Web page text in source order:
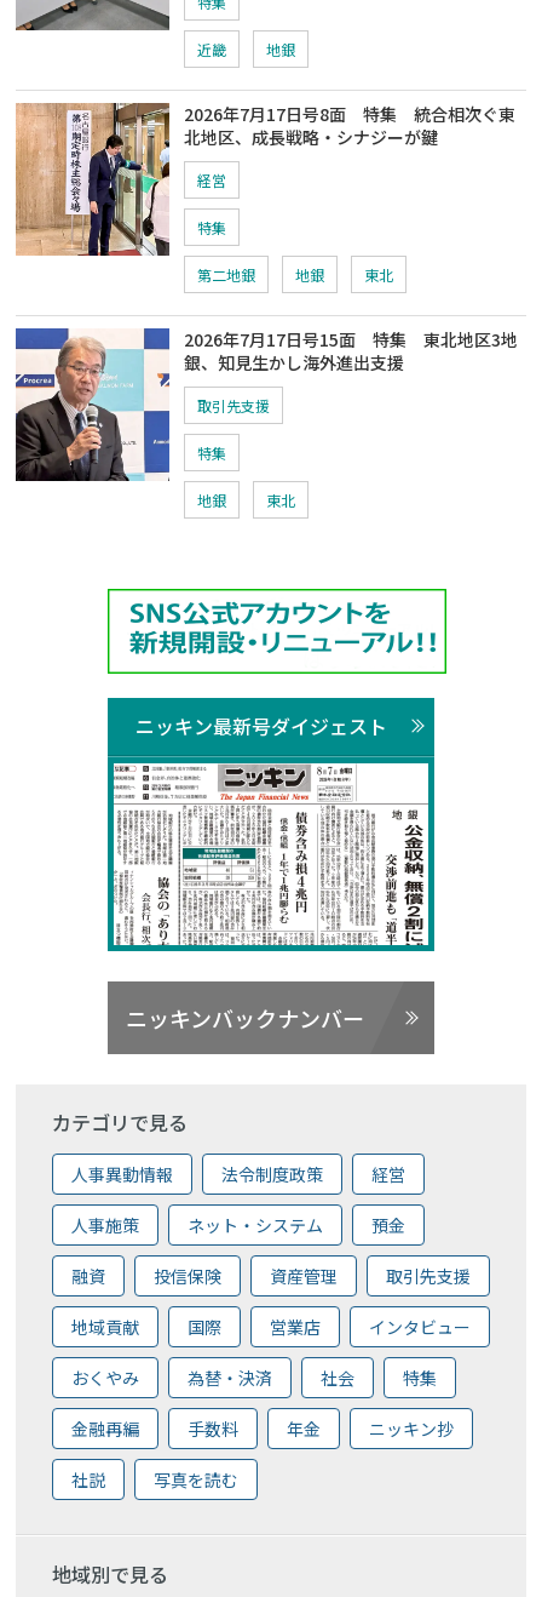
近畿 地銀
2026年7月17日号8面 特集 統合相次ぐ東
北地区、成長戦略・シナジーが鍵
経営
特集
第二地銀 地銀 東北
2026年7月17日号15面 特集 東北地区3地
銀、知見生かし海外進出支援
取引先支援
特集
地銀 東北
ニッキン最新号ダイジェスト
ニッキンバックナンバー
カテゴリで見る
人事異動情報 法令制度政策 経営
人事施策 ネット・システム 預金
融資 投信保険 資産管理 取引先支援
地域貢献 国際 営業店 インタビュー
おくやみ 為替・決済 社会 特集
金融再編 手数料 年金 ニッキン抄
社説 写真を読む
地域別で見る